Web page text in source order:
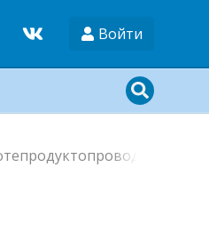
Войти